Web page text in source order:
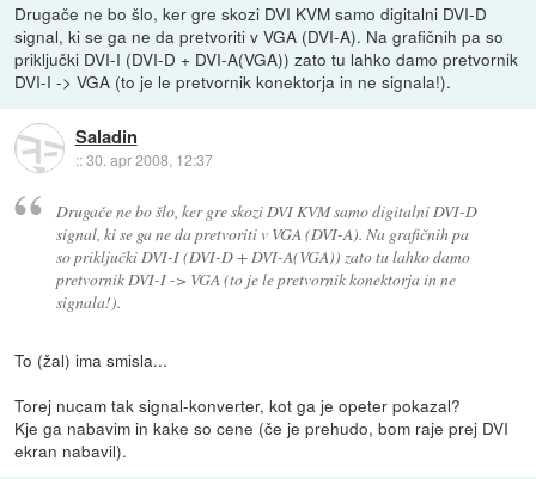
Drugače ne bo šlo, ker gre skozi DVI KVM samo digitalni DVI-D
signal, ki se ga ne da pretvoriti v VGA (DVI-A). Na grafičnih pa so
priključki DVI-I (DVI-D + DVI-A(VGA)) zato tu lahko damo pretvornik
DVI-I -> VGA (to je le pretvornik konektorja in ne signala!).
Saladin
::30. apr 2008, 12:37
Drugače ne bo šlo, ker gre skozi DVI KVM samo digitalni DVI-D
signal, ki se ga ne da pretvoriti v VGA (DVI-A). Na grafičnih pa
so priključki DVI-I (DVI-D + DVI-A(VGA)) zato tu lahko damo
pretvornik DVI-I -> VGA (to je le pretvornik konektorja in ne
signala!).
To (žal) ima smisla...
Torej nucam tak signal-konverter, kot ga je opeter pokazal?
Kje ga nabavim in kake so cene (če je prehudo, bom raje prej DVI
ekran nabavil).